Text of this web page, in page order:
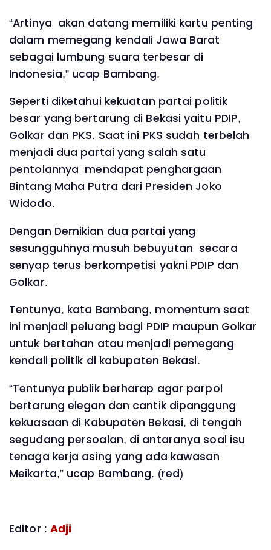
“Artinya akan datang memiliki kartu penting
dalam memegang kendali Jawa Barat
sebagai lumbung suara terbesar di
Indonesia,” ucap Bambang.
Seperti diketahui kekuatan partai politik
besar yang bertarung di Bekasi yaitu PDIP,
Golkar dan PKS. Saat ini PKS sudah terbelah
menjadi dua partai yang salah satu
pentolannya mendapat penghargaan
Bintang Maha Putra dari Presiden Joko
Widodo.
Dengan Demikian dua partai yang
sesungguhnya musuh bebuyutan secara
senyap terus berkompetisi yakni PDIP dan
Golkar.
Tentunya, kata Bambang, momentum saat
ini menjadi peluang bagi PDIP maupun Golkar
untuk bertahan atau menjadi pemegang
kendali politik di kabupaten Bekasi.
“Tentunya publik berharap agar parpol
bertarung elegan dan cantik dipanggung
kekuasaan di Kabupaten Bekasi, di tengah
segudang persoalan, di antaranya soal isu
tenaga kerja asing yang ada kawasan
Meikarta,” ucap Bambang. (red)
Editor : Adji